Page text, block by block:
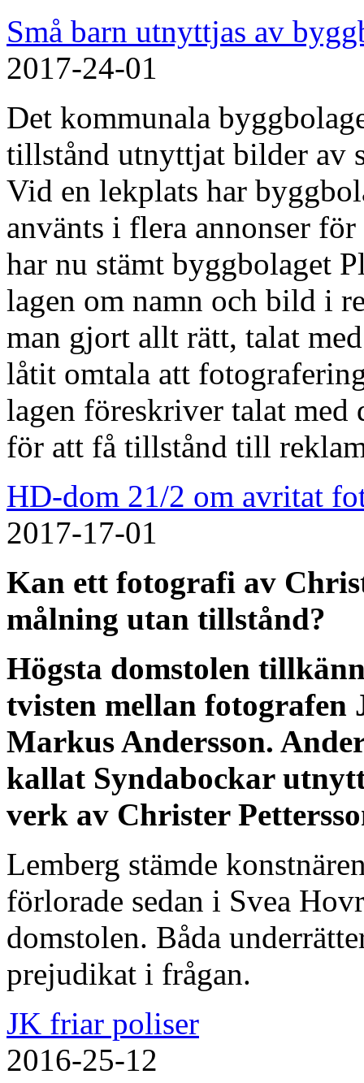
Små barn utnyttjas av
2017-24-01
Det kommunala
tillstånd utnyttjat bilder av
Vid en lekplats har
använts i flera annonser
har nu stämt byggbolaget
lagen om namn och bild i
man gjort allt rätt, talat
låtit omtala att
lagen föreskriver talat med
för att få tillstånd till
HD-dom 21/2 om avritat
2017-17-01
Kan ett fotografi av
målning utan tillstånd?
Högsta domstolen
tvisten mellan fotografen
Markus Andersson.
kallat Syndabockar
verk av Christer
Lemberg stämde
förlorade sedan i Svea
domstolen. Båda
prejudikat i frågan.
JK friar poliser
2016-25-12